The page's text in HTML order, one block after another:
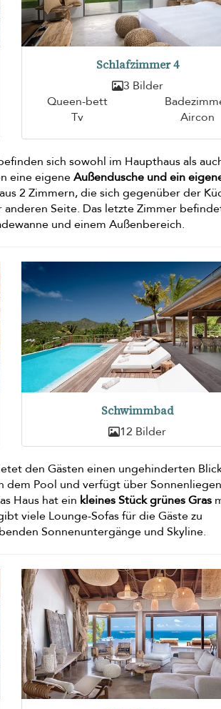
Schlafzimmer 4
3 Bilder
Queen-bett
Tv
Aircon
sich sowohl im Haupthaus als
eine eigeneAußendusche und ein
2 Zimmern, die sich gegenüber der
Seite. Das letzte Zimmer
und einem Außenbereich.
Schwimmbad
12 Bilder
den Gästen einen ungehinderten
dem Pool und verfügt über
Haus hat ein kleines Stück grünes Gras
viele Lounge-Sofas für die Gäste zu
Sonnenuntergänge und Skyline.